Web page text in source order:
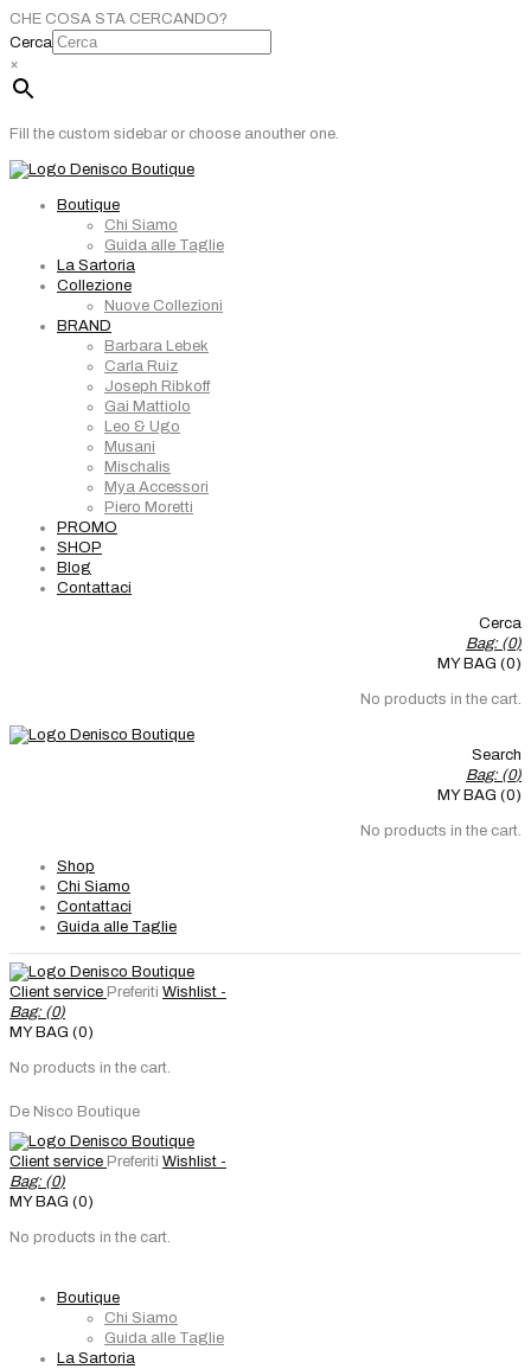
CHE COSA STA CERCANDO?
Cerca
×
Fill the custom sidebar or choose anouther one.
Boutique
Chi Siamo
Guida alle Taglie
La Sartoria
Collezione
Nuove Collezioni
BRAND
Barbara Lebek
Carla Ruiz
Joseph Ribkoff
Gai Mattiolo
Leo & Ugo
Musani
Mischalis
Mya Accessori
Piero Moretti
PROMO
SHOP
Blog
Contattaci
Cerca
Bag: (0)
MY BAG (0)
No products in the cart.
Search
Bag: (0)
MY BAG (0)
No products in the cart.
Shop
Chi Siamo
Contattaci
Guida alle Taglie
Client service Preferiti Wishlist -
Bag: (0)
MY BAG (0)
No products in the cart.
De Nisco Boutique
Client service Preferiti Wishlist -
Bag: (0)
MY BAG (0)
No products in the cart.
Boutique
Chi Siamo
Guida alle Taglie
La Sartoria